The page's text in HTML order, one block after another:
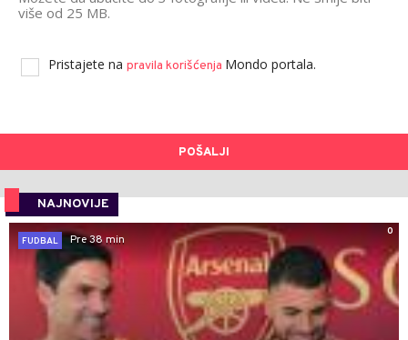
više od 25 MB.
Pristajete na pravila korišćenja Mondo portala.
POŠALJI
NAJNOVIJE
0
FUDBAL
Pre 38 min